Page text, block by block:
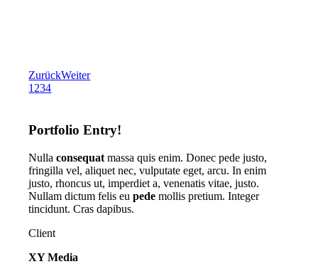
ZurückWeiter
1 234
Portfolio Entry!
Nullaconsequat massa quis enim. Donec pede justo,
fringilla vel, aliquet nec, vulputate eget, arcu. In enim
justo, rhoncus ut, imperdiet a, venenatis vitae, justo.
Nullam dictum felis eupede mollis pretium. Integer
tincidunt. Cras dapibus.
Client
XY Media